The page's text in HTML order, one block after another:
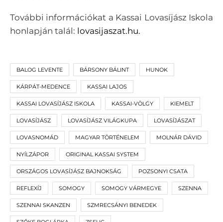
További információkat a Kassai Lovasíjász Iskola
honlapján talál: lovasijaszat.hu.
BALOG LEVENTE BÁRSONY BÁLINT HUNOK
KÁRPÁT-MEDENCE KASSAI LAJOS
KASSAI LOVASÍJÁSZ ISKOLA KASSAI-VÖLGY KIEMELT
LOVASÍJÁSZ LOVASÍJÁSZ VILÁGKUPA LOVASÍJÁSZAT
LOVASNOMÁD MAGYAR TÖRTÉNELEM MOLNÁR DÁVID
NYÍLZÁPOR ORIGINAL KASSAI SYSTEM
ORSZÁGOS LOVASÍJÁSZ BAJNOKSÁG POZSONYI CSATA
REFLEXÍJ SOMOGY SOMOGY VÁRMEGYE SZENNA
SZENNAI SKANZEN SZMRECSÁNYI BENEDEK